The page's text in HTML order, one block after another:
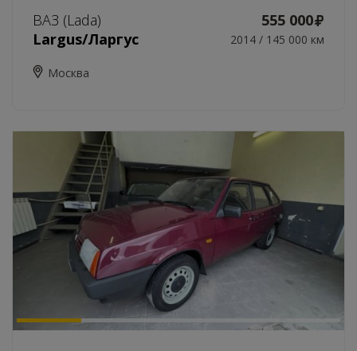
ВАЗ (Lada)
555 000
Largus/Ларгус
2014 / 145 000 км
Москва